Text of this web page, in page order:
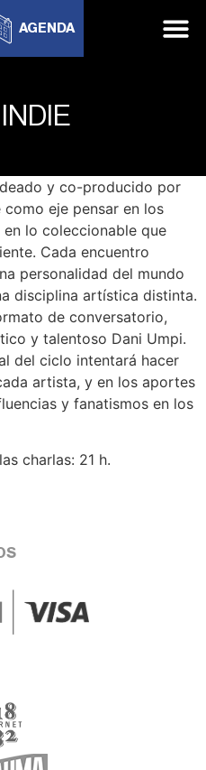
AGENDA
y co-producido por
como eje pensar en los
lo coleccionable que
Cada encuentro
personalidad del mundo
disciplina artística distinta.
de conversatorio,
y talentoso Dani Umpi.
del ciclo intentará hacer
artista, y en los aportes
y fanatismos en los
charlas: 21 h.